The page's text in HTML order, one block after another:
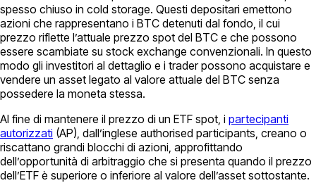
spesso chiuso in cold storage. Questi depositari emettono
azioni che rappresentano i BTC detenuti dal fondo, il cui
prezzo riflette l’attuale prezzo spot del BTC e che possono
essere scambiate su stock exchange convenzionali. In questo
modo gli investitori al dettaglio e i trader possono acquistare e
vendere un asset legato al valore attuale del BTC senza
possedere la moneta stessa.
Al fine di mantenere il prezzo di un ETF spot, i partecipanti
autorizzati (AP), dall’inglese authorised participants, creano o
riscattano grandi blocchi di azioni, approfittando
dell’opportunità di arbitraggio che si presenta quando il prezzo
dell’ETF è superiore o inferiore al valore dell’asset sottostante.